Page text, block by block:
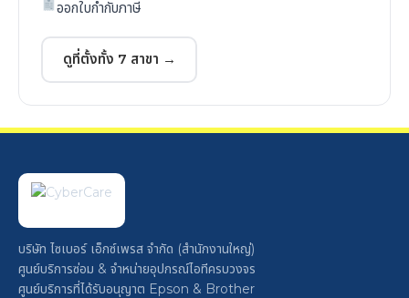
ออกใบกำกับภาษี
ดูที่ตั้งทั้ง 7 สาขา →
บริษัท ไซเบอร์ เอ็กซ์เพรส จำกัด (สำนักงานใหญ่)
ศูนย์บริการซ่อม & จำหน่ายอุปกรณ์ไอทีครบวงจร
ศูนย์บริการที่ได้รับอนุญาต Epson & Brother